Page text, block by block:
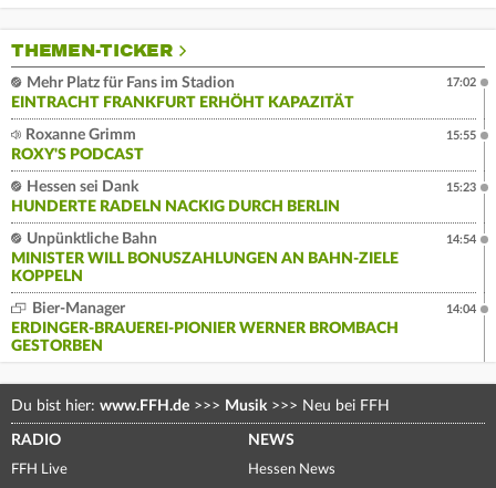
THEMEN-TICKER
Mehr Platz für Fans im Stadion
EINTRACHT FRANKFURT ERHÖHT KAPAZITÄT
17:02
Roxanne Grimm
ROXY'S PODCAST
15:55
Hessen sei Dank
HUNDERTE RADELN NACKIG DURCH BERLIN
15:23
Unpünktliche Bahn
MINISTER WILL BONUSZAHLUNGEN AN BAHN-ZIELE
KOPPELN
14:54
Bier-Manager
ERDINGER-BRAUEREI-PIONIER WERNER BROMBACH
GESTORBEN
14:04
Du bist hier: www.FFH.de >>> Musik >>> Neu bei FFH
RADIO
FFH Live
NEWS
Hessen News